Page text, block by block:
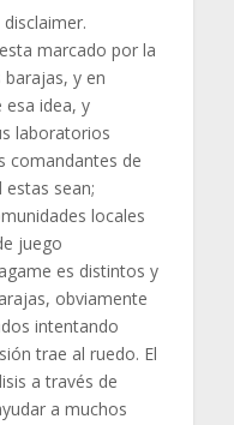
marcado por la
y en
idea, y
laboratorios
comandantes de
estas sean;
locales
juego
es distintos y
obviamente
intentando
trae al ruedo. El
a través de
a muchos